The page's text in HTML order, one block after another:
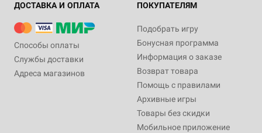
ДОСТАВКА И ОПЛАТА
Способы оплаты
Службы доставки
Адреса магазинов
ПОКУПАТЕЛЯМ
Подобрать игру
Бонусная программа
Информация о заказе
Возврат товара
Помощь с правилами
Архивные игры
Товары без скидки
Мобильное приложение